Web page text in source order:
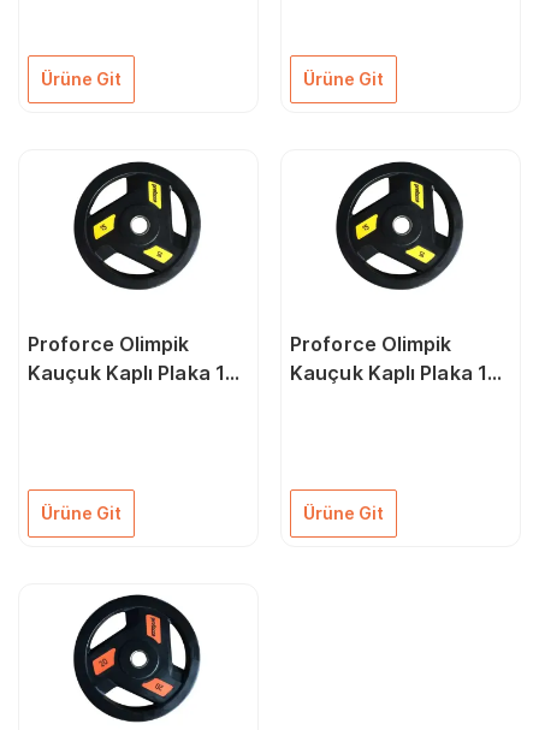
Ürüne Git Ürüne Git
Proforce Olimpik
Kauçuk Kaplı Plaka 10
Ürüne Git
Proforce Olimpik
Kauçuk Kaplı Plaka 15
Ürüne Git